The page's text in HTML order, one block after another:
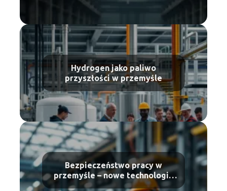
Hydrogen jako paliwo
przyszłości w przemyśle
Bezpieczeństwo pracy w
przemyśle – nowe technologie
w ochronie pracowników